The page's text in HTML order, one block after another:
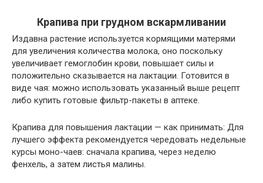
Крапива при грудном вскармливании
Издавна растение используется кормящими матерями
для увеличения количества молока, оно поскольку
увеличивает гемоглобин крови, повышает силы и
положительно сказывается на лактации. Готовится в
виде чая: можно использовать указанный выше рецепт
либо купить готовые фильтр-пакеты в аптеке.
Крапива для повышения лактации — как принимать: Для
лучшего эффекта рекомендуется чередовать недельные
курсы моно-чаев: сначала крапива, через неделю
фенхель, а затем листья малины.